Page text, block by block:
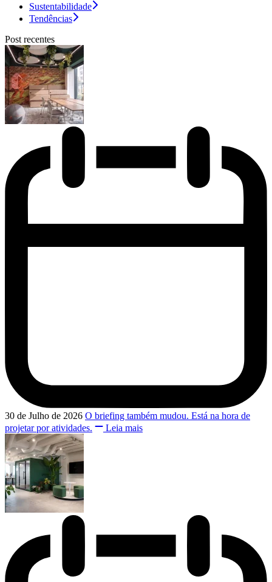
Sustentabilidade
Tendências
Post recentes
30 de Julho de 2026 O briefing também mudou. Está na hora de
projetar por atividades.
Leia mais